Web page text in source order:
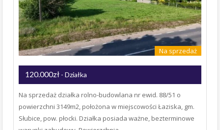
Na sprzedaż
120.000zł - Działka
Na sprzedaż działka rolno-budowlana nr ewid. 88/51 o
powierzchni 3149m2, położona w miejscowości Łaziska, gm.
Słubice, pow. płocki. Działka posiada ważne, bezterminowe